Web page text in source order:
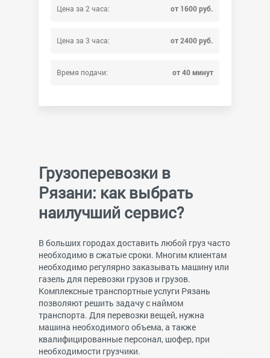
Цена за 2 часа: от 1600 руб.
Цена за 3 часа: от 2400 руб.
Время подачи: от 40 минут
Грузоперевозки в
Рязани: как выбрать
наилучший сервис?
В больших городах доставить любой груз часто
необходимо в сжатые сроки. Многим клиентам
необходимо регулярно заказывать машину или
газель для перевозки грузов и грузов.
Комплексные транспортные услуги Рязань
позволяют решить задачу с наймом
транспорта. Для перевозки вещей, нужна
машина необходимого объема, а также
квалифицированные персонал, шофер, при
необходимости грузчики.